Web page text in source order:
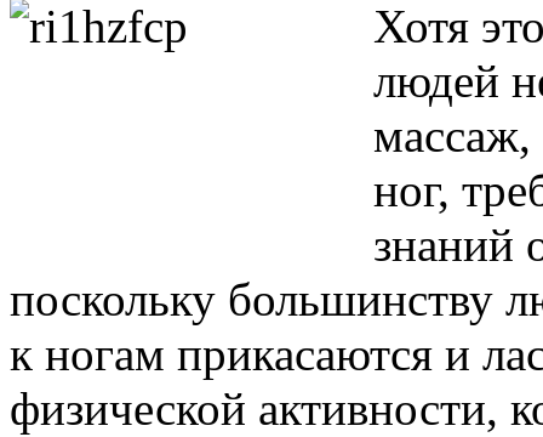
Хотя
людей
массаж,
ног,
знаний
поскольку большинству
к ногам прикасаются и
физической активности,